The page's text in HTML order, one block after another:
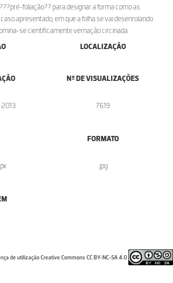
foliação?? para designar a forma como as
apresentado, em que a folha se vai desenrolando
se cientificamente vernação circinada.
LOCALIZAÇÃO
Nº DE VISUALIZAÇÕES
7619
FORMATO
.jpg
de utilização Creative Commons CC BY-NC-SA 4.0